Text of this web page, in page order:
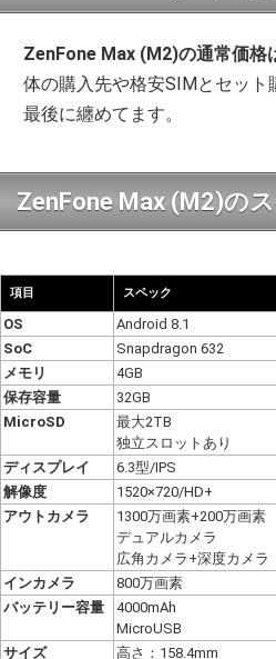
ZenFone Max (M2)の通常価格
体の購入先や格安SIMとセット
最後に纏めてます。
ZenFone Max (M2)の
項目 スペック
OS
Android 8.1
SoC
Snapdragon 632
メモリ
4GB
保存容量
32GB
MicroSD
最大2TB
独立スロットあり
ディスプレイ
6.3型/IPS
解像度
1520×720/HD+
アウトカメラ
1300万画素+200万画素
デュアルカメラ
広角カメラ+深度カメラ
インカメラ
800万画素
バッテリー容量
4000mAh
MicroUSB
サイズ
高さ：158.4mm